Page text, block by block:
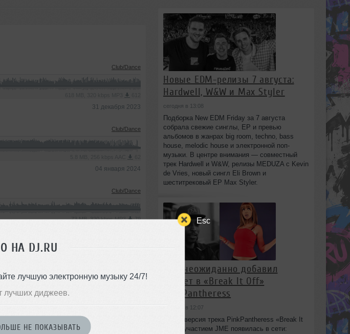
Esc
НА DJ.RU
лучшую электронную музыку 24/7!
лучших диджеев.
НЕ ПОКАЗЫВАТЬ
Club/Dance
31 декабря 2023
Club/Dance
04 января 2024
Club/Dance
73 MB, 320 kbps MP3 79
Новые EDM-релизы 7 августа:
Hardwell, W&W и Max Styler
сегодня в 13:08
Подборка New EDM Friday за 7 августа
собрала свежие синглы, EP и превью
альбомов в жанрах big room, techno, bass
house, melodic house и электронной поп-
музыки. В центре внимания — совместный
трек Hardwell и W&W, релизы MEDUZA с Kevin
de Vries, новый сингл Eli Brown и
шеститрековый EP Max Styler.
JME неожиданно добавил
куплет в «Break It Off»
PinkPantheress
сегодня в 12:07
Новая версия трека PinkPantheress «Break It
Off» с участием JME появилась в сети: